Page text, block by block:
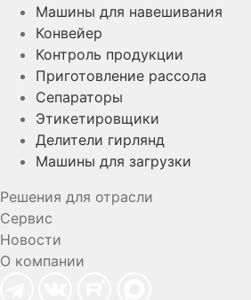
Машины для навешивания
Конвейер
Контроль продукции
Приготовление рассола
Сепараторы
Этикетировщики
Делители гирлянд
Машины для загрузки
Решения для отрасли
Сервис
Новости
О компании